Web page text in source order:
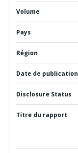
Volume
Pays
Région
Date de publication
Disclosure Status
Titre du rapport